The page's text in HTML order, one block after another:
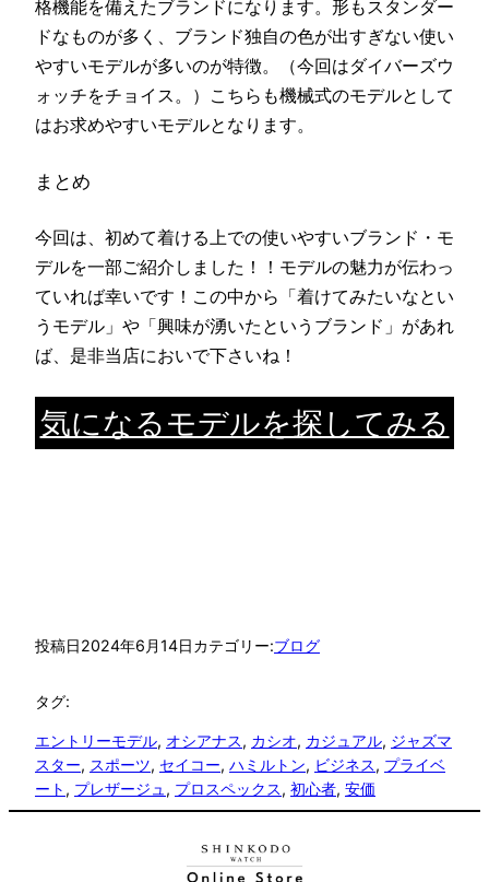
格機能を備えたブランドになります。形もスタンダー
ドなものが多く、ブランド独自の色が出すぎない使い
やすいモデルが多いのが特徴。（今回はダイバーズウ
ォッチをチョイス。）こちらも機械式のモデルとして
はお求めやすいモデルとなります。
まとめ
今回は、初めて着ける上での使いやすいブランド・モ
デルを一部ご紹介しました！！モデルの魅力が伝わっ
ていれば幸いです！この中から「着けてみたいなとい
うモデル」や「興味が湧いたというブランド」があれ
ば、是非当店においで下さいね！
気になるモデルを探してみる
投稿日2024年6月14日カテゴリー:ブログ
タグ:
エントリーモデル, オシアナス, カシオ, カジュアル, ジャズマ
スター, スポーツ, セイコー, ハミルトン, ビジネス, プライベ
ート , プレザージュ , プロスペックス, 初心者, 安価